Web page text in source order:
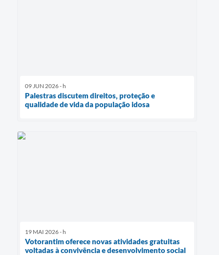
09 JUN 2026 - h
Palestras discutem direitos, proteção e
qualidade de vida da população idosa
19 MAI 2026 - h
Votorantim oferece novas atividades gratuitas
voltadas à convivência e desenvolvimento social